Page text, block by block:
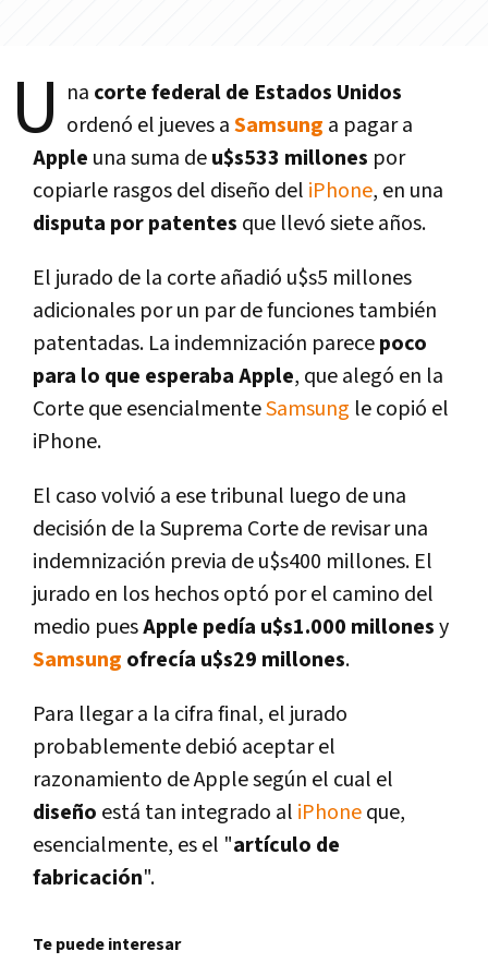
U na corte federal de Estados Unidos
ordenó el jueves aSamsung a pagar a
Apple una suma deu$s533 millones por
copiarle rasgos del diseño del iPhone, en una
disputa por patentes que llevó siete años.
El jurado de la corte añadió u$s5 millones
adicionales por un par de funciones también
patentadas. La indemnización parecepoco
para lo que esperaba Apple, que alegó en la
Corte que esencialmenteSamsung le copió el
iPhone.
El caso volvió a ese tribunal luego de una
decisión de la Suprema Corte de revisar una
indemnización previa de u$s400 millones. El
jurado en los hechos optó por el camino del
medio puesApple pedí­a u$s1.000 millonesy
Samsung ofrecí­a u$s29 millones.
Para llegar a la cifra final, el jurado
probablemente debió aceptar el
razonamiento de Apple según el cual el
diseño está tan integrado al iPhoneque,
esencialmente, es el "artí­culo de
fabricación".
Te puede interesar